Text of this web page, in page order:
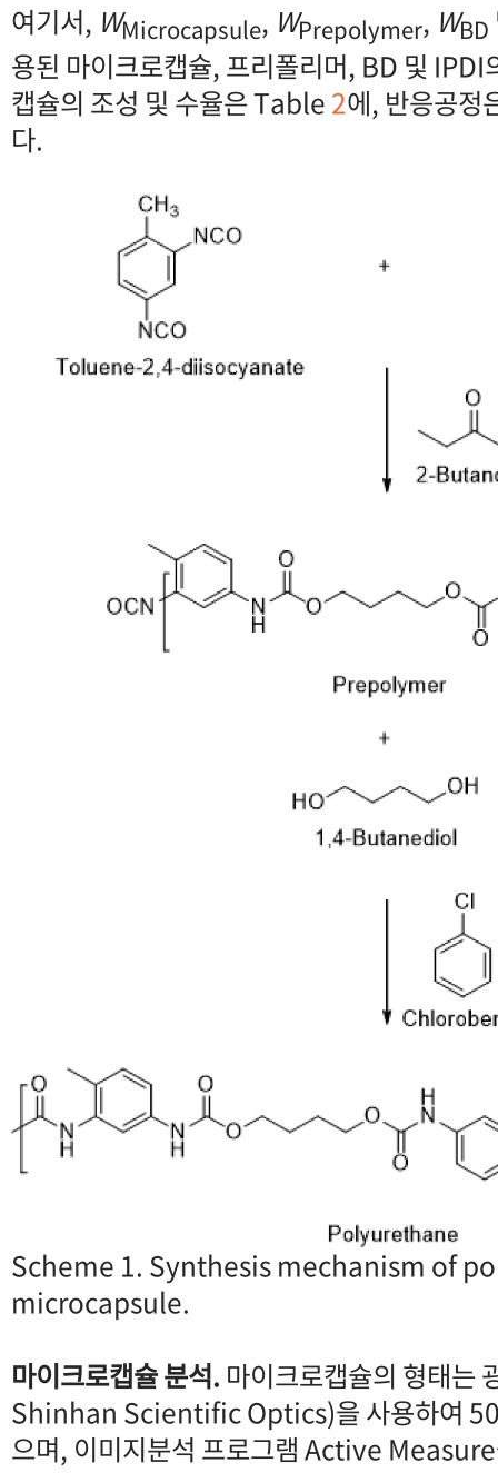
여기서, WMicrocapsule, WPrepolymer, WBD
용된 마이크로캡슐, 프리폴리머, BD 및
캡슐의 조성 및 수율은 Table2에, 반응공정
다.
Scheme 1. Synthesis mechanism of
microcapsule.
마이크로캡슐 분석. 마이크로캡슐의 형태는
Shinhan Scientific Optics)을 사용하여
으며, 이미지분석 프로그램 Active